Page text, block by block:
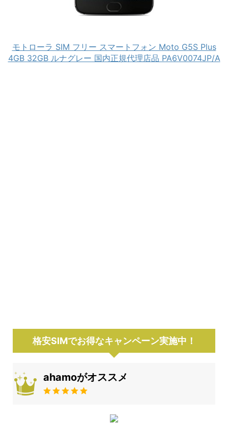
モトローラ SIM フリー スマートフォン Moto G5S Plus
4GB 32GB ルナグレー 国内正規代理店品 PA6V0074JP/A
格安SIMでお得なキャンペーン実施中！
ahamoがオススメ